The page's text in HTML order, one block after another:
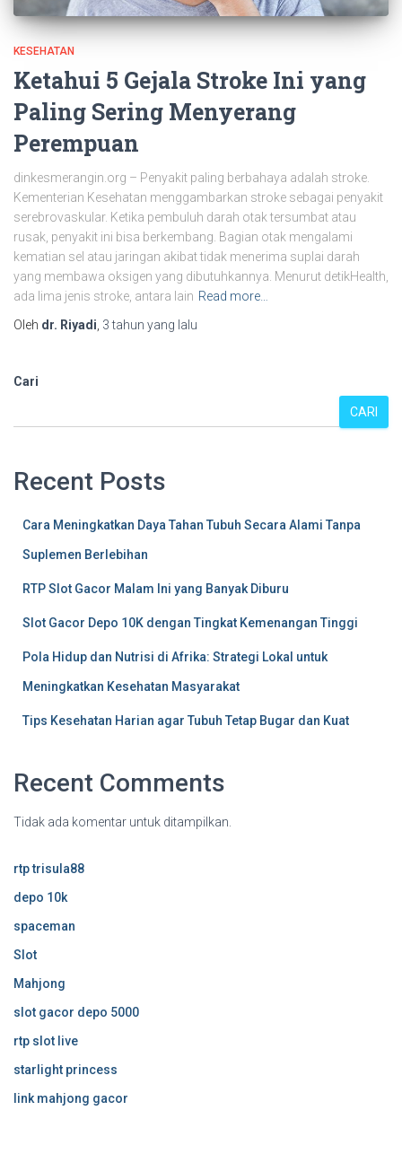
KESEHATAN
Ketahui 5 Gejala Stroke Ini yang
Paling Sering Menyerang
Perempuan
dinkesmerangin.org – Penyakit paling berbahaya adalah stroke.
Kementerian Kesehatan menggambarkan stroke sebagai penyakit
serebrovaskular. Ketika pembuluh darah otak tersumbat atau
rusak, penyakit ini bisa berkembang. Bagian otak mengalami
kematian sel atau jaringan akibat tidak menerima suplai darah
yang membawa oksigen yang dibutuhkannya. Menurut detikHealth,
ada lima jenis stroke, antara lain Read more…
Oleh dr. Riyadi, 3 tahun yang lalu
Cari
CARI
Recent Posts
Cara Meningkatkan Daya Tahan Tubuh Secara Alami Tanpa
Suplemen Berlebihan
RTP Slot Gacor Malam Ini yang Banyak Diburu
Slot Gacor Depo 10K dengan Tingkat Kemenangan Tinggi
Pola Hidup dan Nutrisi di Afrika: Strategi Lokal untuk
Meningkatkan Kesehatan Masyarakat
Tips Kesehatan Harian agar Tubuh Tetap Bugar dan Kuat
Recent Comments
Tidak ada komentar untuk ditampilkan.
rtp trisula88
depo 10k
spaceman
Slot
Mahjong
slot gacor depo 5000
rtp slot live
starlight princess
link mahjong gacor